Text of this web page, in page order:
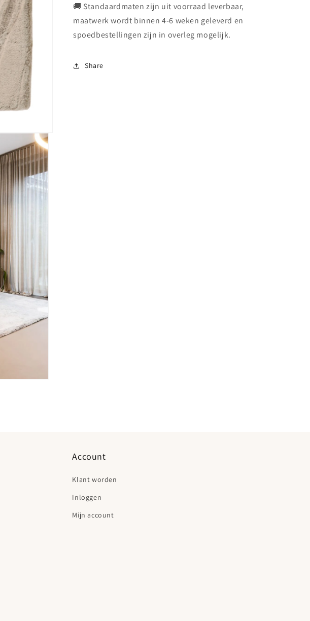
🚚 Standaardmaten zijn uit voorraad leverbaar,
maatwerk wordt binnen 4-6 weken geleverd en
spoedbestellingen zijn in overleg mogelijk.
Share
Account
Klant worden
Inloggen
Mijn account